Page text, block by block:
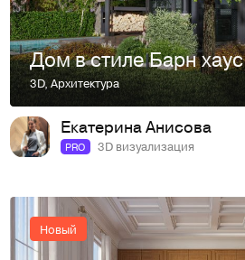
Дом в стиле Барн хаус
3D,Архитектура
Екатерина Анисова
PRO 3D визуализация
Новый